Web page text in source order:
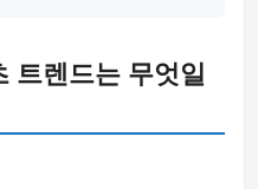
트렌드는 무엇일